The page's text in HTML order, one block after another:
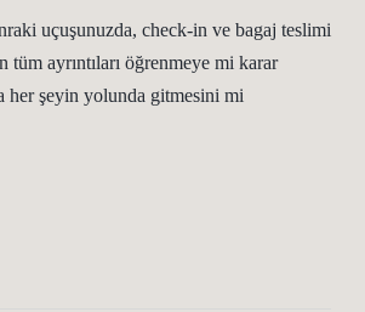
uçuşunuzda, check-in ve bagaj teslimi
tüm ayrıntıları öğrenmeye mi karar
her şeyin yolunda gitmesini mi